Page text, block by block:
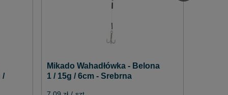
/
Mikado Wahadłówka - Belona
1 / 15g / 6cm - Srebrna